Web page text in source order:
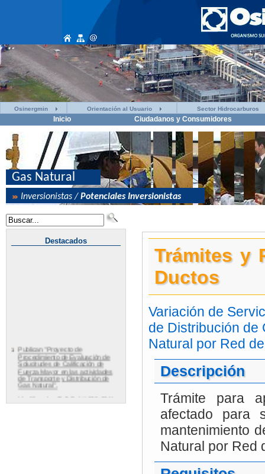
Osinergmin Orientación al Usuario Sector Hidrocarburos
Inicio Ciudadanos y Consumidores